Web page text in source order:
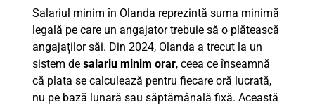
Salariul minim în Olanda reprezintă suma minimă
legală pe care un angajator trebuie să o plătească
angajaților săi. Din 2024, Olanda a trecut la un
sistem de salariu minim orar, ceea ce înseamnă
că plata se calculează pentru fiecare oră lucrată,
nu pe bază lunară sau săptămânală fixă. Această